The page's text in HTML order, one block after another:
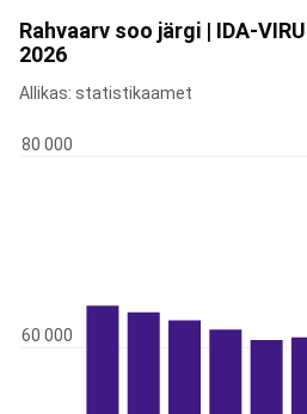
Rahvaarv soo järgi | IDA-
2026
Allikas: statistikaamet
60 000
80 000